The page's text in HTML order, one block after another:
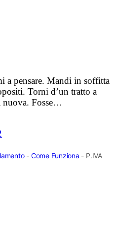
a pensare. Mandi in soffitta
Torni d’un tratto a
nuova. Fosse…
- Come Funziona - P.IVA